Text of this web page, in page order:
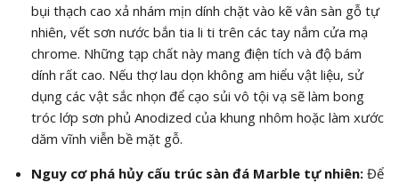
bụi thạch cao xả nhám mịn dính chặt vào kẽ vân sàn gỗ tự
nhiên, vết sơn nước bắn tia li ti trên các tay nắm cửa mạ
chrome. Những tạp chất này mang điện tích và độ bám
dính rất cao. Nếu thợ lau dọn không am hiểu vật liệu, sử
dụng các vật sắc nhọn để cạo sủi vô tội vạ sẽ làm bong
tróc lớp sơn phủ Anodized của khung nhôm hoặc làm xước
dăm vĩnh viễn bề mặt gỗ.
Nguy cơ phá hủy cấu trúc sàn đá Marble tự nhiên:Để